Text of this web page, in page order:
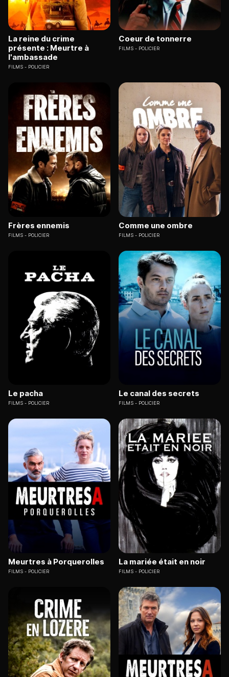
La reine du crime
présente : Meurtre à
l'ambassade
FILMS POLICIER
Coeur de tonnerre
FILMS POLICIER
Frères ennemis
FILMS POLICIER
Comme une ombre
FILMS POLICIER
Le pacha
FILMS POLICIER
Le canal des secrets
FILMS POLICIER
Meurtres à Porquerolles
FILMS POLICIER
La mariée était en noir
FILMS POLICIER